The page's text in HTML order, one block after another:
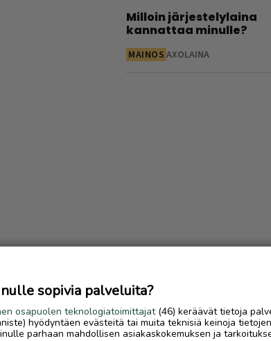
INARI
Milloin järjestelylaina
kannattaa minulle?
MAINOS AXOLAINA
sopivia palveluita?
osapuolen teknologiatoimittajat(46) keräävät tietoja
hyödyntäen evästeitä tai muita teknisiä keinoja
parhaan mahdollisen asiakaskokemuksen ja